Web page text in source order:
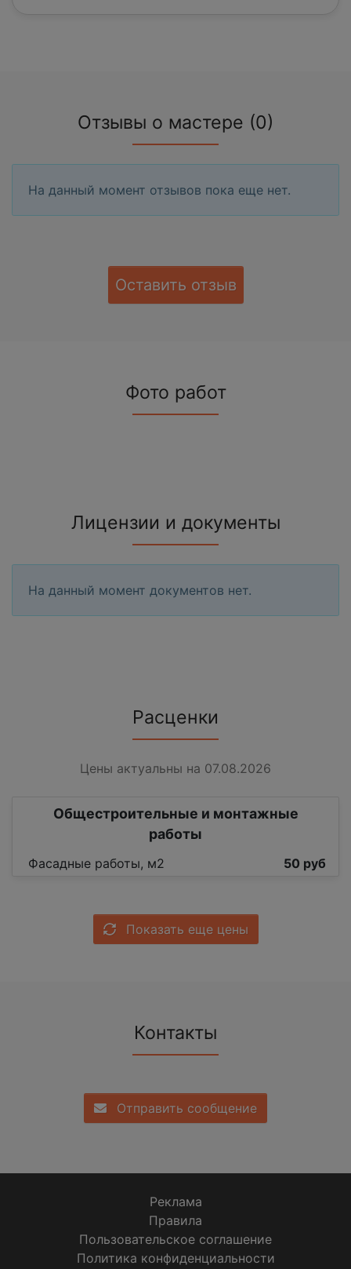
Отзывы о мастере (0)
На данный момент отзывов пока еще нет.
Оставить отзыв
Фото работ
Лицензии и документы
На данный момент документов нет.
Расценки
Цены актуальны на 07.08.2026
Общестроительные и монтажные
работы
Фасадные работы, м2 50 руб
Показать еще цены
Контакты
Отправить сообщение
Реклама
Правила
Пользовательское соглашение
Политика конфиденциальности